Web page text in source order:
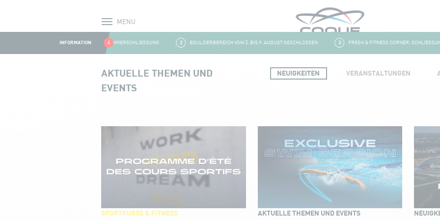
MENU
INFORMATION 4
1 SOMMERSCHLIESSUNG BOULDERBEREICH VOM 3. BIS 9. AUGUST GESCHLOSSEN FRESH & FITNESS CORNER: SCHLIESSUNG
AKTUELLE THEMEN UND
EVENTS
NEUIGKEITEN VERANSTALTUNGEN
SPORTKURSE & FITNESS AKTUELLE THEMEN UND EVENTS